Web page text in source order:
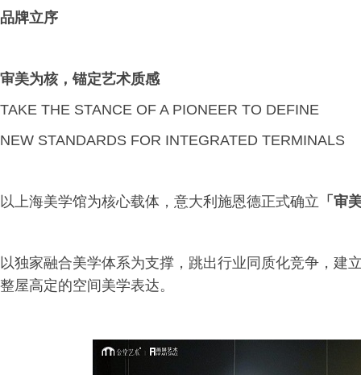
品牌立序
审美为核，锚定艺术质感
TAKE THE STANCE OF A PIONEER TO DEFINE
NEW STANDARDS FOR INTEGRATED TERMINALS
以上海美学馆为核心载体，意大利施恩德正式确立 「审
以独家融合美学体系为支撑，跳出行业同质化竞争，建
整屋高定的空间美学表达。